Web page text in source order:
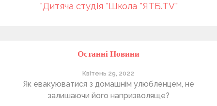
"Дитяча студія "Школа "ЯТБ.TV"
Останні Новини
Квітень 28, 2022
Понад 400 утриманців Херсонського притулку “4
лапи” очікують на нову домівку